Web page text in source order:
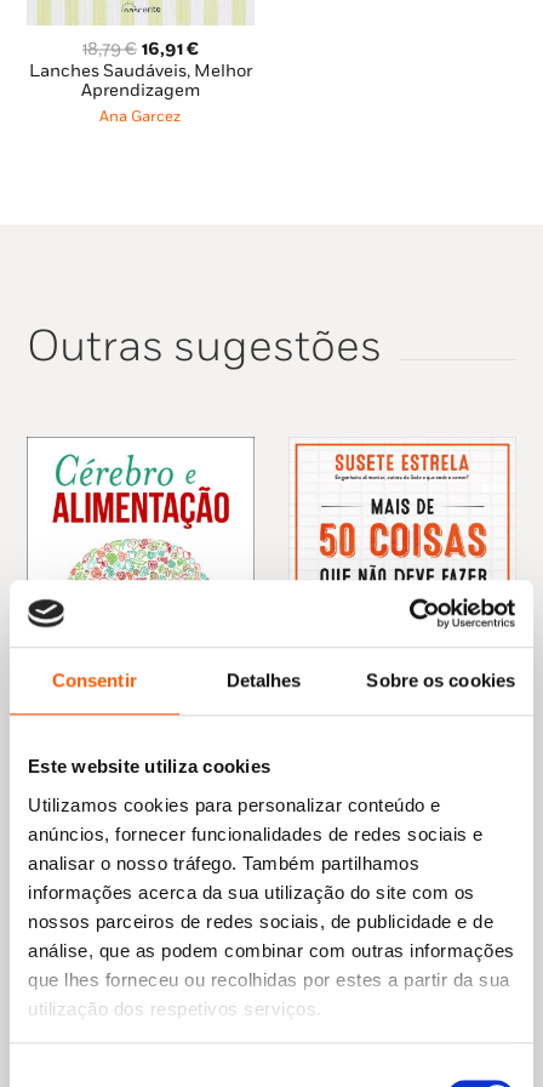
Consentir Detalhes Sobre os cookies
Este website utiliza cookies
Utilizamos cookies para personalizar conteúdo e
anúncios, fornecer funcionalidades de redes sociais e
analisar o nosso tráfego. Também partilhamos
informações acerca da sua utilização do site com os
nossos parceiros de redes sociais, de publicidade e de
análise, que as podem combinar com outras informações
que lhes forneceu ou recolhidas por estes a partir da sua
utilização dos respetivos serviços.
Laura Ferreira, in Prefácio
18,79€ O
preço
original
era:
16,91€O
preço
atual
Lanches Saudáveis, Melhor
Aprendizagem
Ana Garcez
Outras sugestões
21,98€O
original
era:
21,98 €.
19,78€O
preço
atual
é:
19,78 €.
Cérebro e Alimentação
18,85€O
preço
original
era:
18,85 €.
16,97
atual
16,97 €.
Mais de 50 coisas que não
deve fazer na cozinha
Susete Estrela